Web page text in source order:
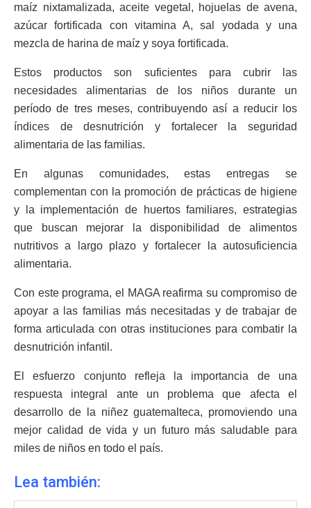
maíz nixtamalizada, aceite vegetal, hojuelas de avena,
azúcar fortificada con vitamina A, sal yodada y una
mezcla de harina de maíz y soya fortificada.
Estos productos son suficientes para cubrir las
necesidades alimentarias de los niños durante un
período de tres meses, contribuyendo así a reducir los
índices de desnutrición y fortalecer la seguridad
alimentaria de las familias.
En algunas comunidades, estas entregas se
complementan con la promoción de prácticas de higiene
y la implementación de huertos familiares, estrategias
que buscan mejorar la disponibilidad de alimentos
nutritivos a largo plazo y fortalecer la autosuficiencia
alimentaria.
Con este programa, el MAGA reafirma su compromiso de
apoyar a las familias más necesitadas y de trabajar de
forma articulada con otras instituciones para combatir la
desnutrición infantil.
El esfuerzo conjunto refleja la importancia de una
respuesta integral ante un problema que afecta el
desarrollo de la niñez guatemalteca, promoviendo una
mejor calidad de vida y un futuro más saludable para
miles de niños en todo el país.
Lea también: